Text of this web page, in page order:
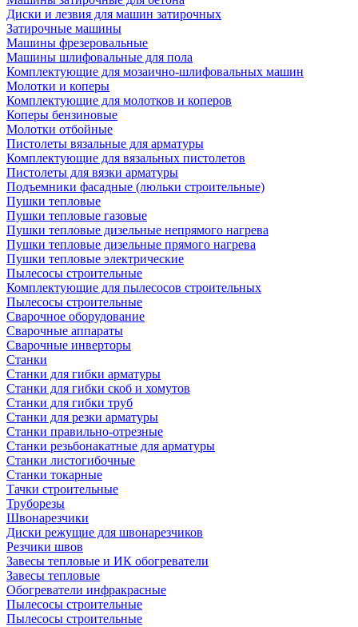
Диски и лезвия для машин затирочных
Затирочные машины
Машины фрезеровальные
Машины шлифовальные для пола
Комплектующие для мозаично-шлифовальных машин
Молотки и коперы
Комплектующие для молотков и коперов
Коперы бензиновые
Молотки отбойные
Пистолеты вязальные для арматуры
Комплектующие для вязальных пистолетов
Пистолеты для вязки арматуры
Подъемники фасадные (люльки строительные)
Пушки тепловые
Пушки тепловые газовые
Пушки тепловые дизельные непрямого нагрева
Пушки тепловые дизельные прямого нагрева
Пушки тепловые электрические
Пылесосы строительные
Комплектующие для пылесосов строительных
Пылесосы строительные
Сварочное оборудование
Сварочные аппараты
Сварочные инверторы
Станки
Станки для гибки арматуры
Станки для гибки скоб и хомутов
Станки для гибки труб
Станки для резки арматуры
Станки правильно-отрезные
Станки резьбонакатные для арматуры
Станки листогибочные
Станки токарные
Тачки строительные
Труборезы
Швонарезчики
Диски режущие для швонарезчиков
Резчики швов
Завесы тепловые и ИК обогреватели
Завесы тепловые
Обогреватели инфракрасные
Пылесосы строительные
Пылесосы строительные